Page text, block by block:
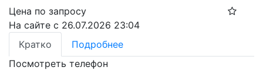
Цена по запросу
На сайте с 26.07.2026 23:04
Кратко
Подробнее
Посмотреть телефон